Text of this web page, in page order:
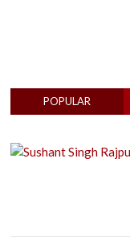
POPULAR